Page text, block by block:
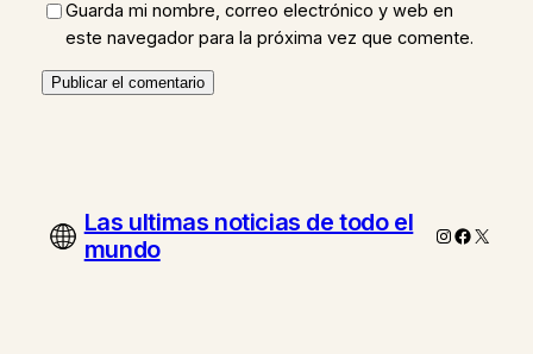
Guarda mi nombre, correo electrónico y web en
este navegador para la próxima vez que comente.
Las ultimas noticias de todo el
mundo
Instagram
X